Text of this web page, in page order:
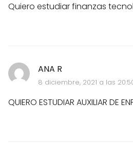
Quiero estudiar finanzas
ANA R
8 diciembre, 2021 a las
QUIERO ESTUDIAR AUXILIAR DE